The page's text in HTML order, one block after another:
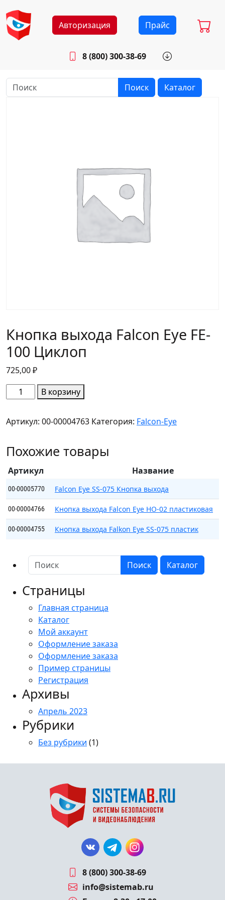
Авторизация Прайс
8 (800) 300-38-69
Будни: 8.30 - 17.00
Поиск Каталог
Кнопка выхода Falcon Eye FE-
100 Циклоп
725,00₽
Количество
товара
выхода
Eye
100
Циклоп
В корзину
Артикул: 00-00004763 Категория: Falcon-Eye
Похожие товары
Артикул Название
00-00005770 Falcon Eye SS-075 Кнопка выхода
00-00004766 Кнопка выхода Falcon Eye HO-02 пластиковая
00-00004755 Кнопка выхода Falkon Eye SS-075 пластик
Поиск Каталог
Страницы
Главная страница
Каталог
Мой аккаунт
Оформление заказа
Оформление заказа
Пример страницы
Регистрация
Архивы
Апрель 2023
Рубрики
Без рубрики (1)
8 (800) 300-38-69
info@sistemab.ru